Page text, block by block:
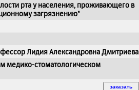
рта у населения, проживающего в
загрязнению"
Лидия Александровна Дмитриева
медико-стоматологическом